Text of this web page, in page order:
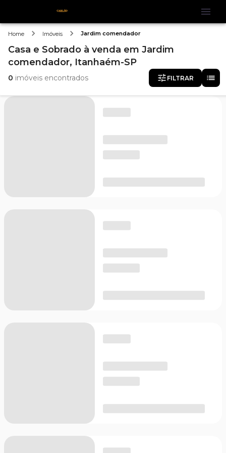
Home Imóveis Jardim comendador
Casa e Sobrado à venda em Jardim
comendador, Itanhaém-SP
0 imóveis encontrados FILTRAR